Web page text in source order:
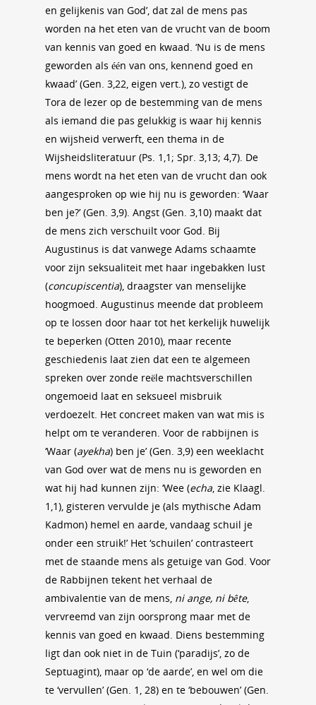
en gelijkenis van God’, dat zal de mens pas
worden na het eten van de vrucht van de boom
van kennis van goed en kwaad. ‘Nu is de mens
geworden als één van ons, kennend goed en
kwaad’ (Gen. 3,22, eigen vert.), zo vestigt de
Tora de lezer op de bestemming van de mens
als iemand die pas gelukkig is waar hij kennis
en wijsheid verwerft, een thema in de
Wijsheidsliteratuur (Ps. 1,1; Spr. 3,13; 4,7). De
mens wordt na het eten van de vrucht dan ook
aangesproken op wie hij nu is geworden: ‘Waar
ben je?’ (Gen. 3,9). Angst (Gen. 3,10) maakt dat
de mens zich verschuilt voor God. Bij
Augustinus is dat vanwege Adams schaamte
voor zijn seksualiteit met haar ingebakken lust
(concupiscentia), draagster van menselijke
hoogmoed. Augustinus meende dat probleem
op te lossen door haar tot het kerkelijk huwelijk
te beperken (Otten 2010), maar recente
geschiedenis laat zien dat een te algemeen
spreken over zonde reële machtsverschillen
ongemoeid laat en seksueel misbruik
verdoezelt. Het concreet maken van wat mis is
helpt om te veranderen. Voor de rabbijnen is
‘Waar (ayekha) ben je’ (Gen. 3,9) een weeklacht
van God over wat de mens nu is geworden en
wat hij had kunnen zijn: ‘Wee (echa, zie Klaagl.
1,1), gisteren vervulde je (als mythische Adam
Kadmon) hemel en aarde, vandaag schuil je
onder een struik!’ Het ‘schuilen’ contrasteert
met de staande mens als getuige van God. Voor
de Rabbijnen tekent het verhaal de
ambivalentie van de mens, ni ange, ni bête,
vervreemd van zijn oorsprong maar met de
kennis van goed en kwaad. Diens bestemming
ligt dan ook niet in de Tuin (‘paradijs’, zo de
Septuagint), maar op ‘de aarde’, en wel om die
te ‘vervullen’ (Gen. 1, 28) en te ‘bebouwen’ (Gen.